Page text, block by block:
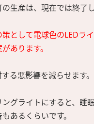
生産は、現在では終了
策として電球色のLEDラ
あります。
る悪影響を減らせます。
ングライトにすると、睡
あるくらいです。